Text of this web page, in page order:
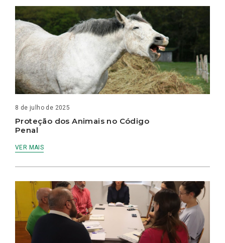
8 de julho de 2025
Proteção dos Animais no Código
Penal
VER MAIS